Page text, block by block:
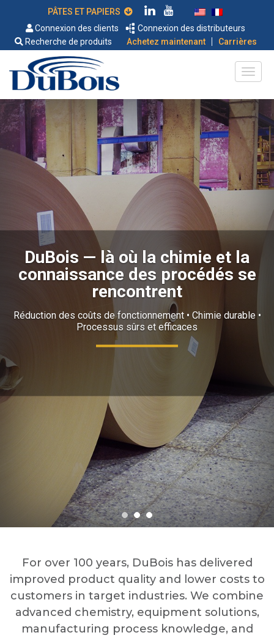
Connexion des clients
Connexion des distributeurs
Recherche de produits
Achetez maintenant | Carrières
DuBois — là où la chimie et la
connaissance des procédés se
rencontrent
Réduction des coûts de fonctionnement • Chimie durable •
Processus sûrs et efficaces
For over 100 years, DuBois has delivered
improved product quality and lower costs to
customers in target industries. We combine
advanced chemistry, equipment solutions,
manufacturing process knowledge, and